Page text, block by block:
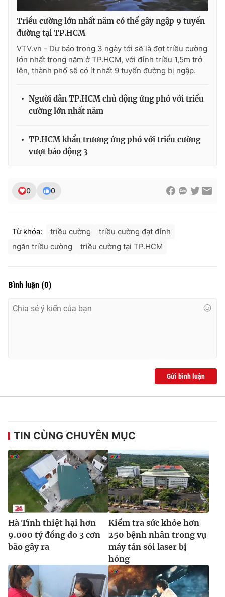
THỜI BÁO VTV
Theo dõi báo trên
Cơ quan báo chí:Thời báo VTV
Giấy phép hoạt động báo in và báo điện tử số 483/GP-BTTTT
Phó Tổng Biên tập:
Nguyễn Thị Mỹ Hạnh, Phạm Quốc Thắng,
Ðiện thoại Thời báo VTV: 024.66 897 897
Email: toasoan@vtv.vn
Triều cường lớn nhất năm có thể gây ngập 9 tuyến
đường tại TP.HCM
VTV.vn - Dự báo trong 3 ngày tới sẽ là đợt triều cường
lớn nhất trong năm ở TP.HCM, với đỉnh triều 1,5m trở
lên, thành phố sẽ có ít nhất 9 tuyến đường bị ngập.
Người dân TP.HCM chủ động ứng phó với triều
cường lớn nhất năm
TP.HCM khẩn trương ứng phó với triều cường
vượt báo động 3
0 0
Từ khóa: triều cường
triều cường đạt đỉnh
ngăn triều cường
triều cường tại TP.HCM
Bình luận (0)
Gửi bình luận
TIN CÙNG CHUYÊN MỤC
Hà Tĩnh thiệt hại hơn
9.000 tỷ đồng do 3 cơn
bão gây ra
Kiểm tra sức khỏe hơn
250 bệnh nhân trong vụ
máy tán sỏi laser bị
hỏng